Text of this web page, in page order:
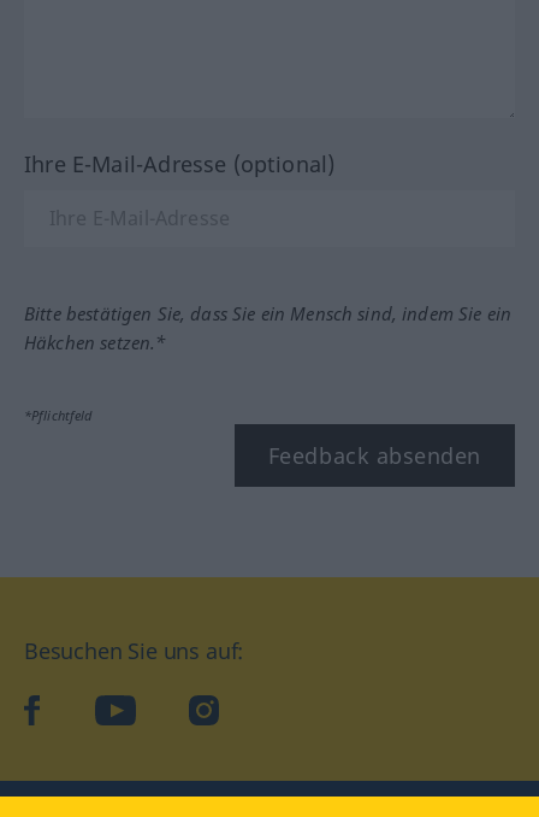
Ihre E-Mail-Adresse (optional)
Bitte bestätigen Sie, dass Sie ein Mensch sind, indem Sie ein
Häkchen setzen.*
*Pflichtfeld
Feedback absenden
Besuchen Sie uns auf:
facebookYouTube Instagram